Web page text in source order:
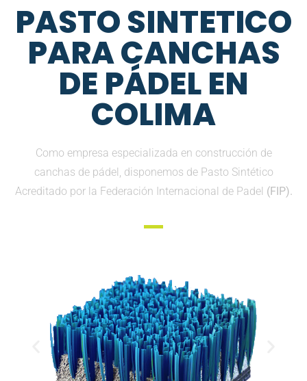
PASTO SINTETICO
PARA CANCHAS
DE PÁDEL EN
COLIMA
Como empresa especializada en construcción de
canchas de pádel, disponemos de Pasto Sintético
Acreditado por la Federación Internacional de Padel (FIP).